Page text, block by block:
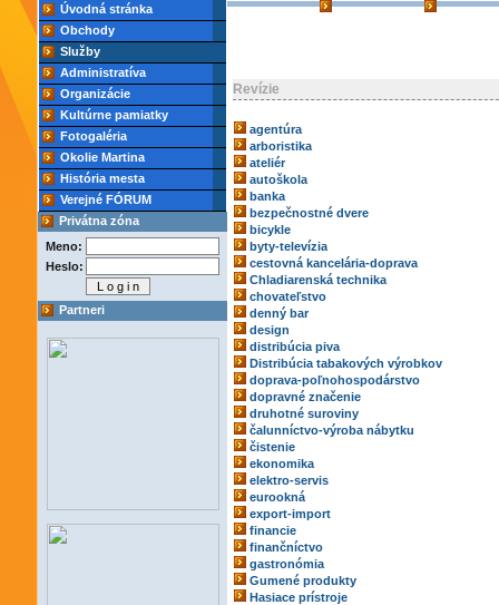
Úvodná stránka
Obchody
Služby
Administratíva
Organizácie
Kultúrne pamiatky
Fotogaléria
Okolie Martina
História mesta
Verejné FÓRUM
Privátna zóna
Meno:
Heslo:
Partneri
Revízie
agentúra
arboristika
ateliér
autoškola
banka
bezpečnostné dvere
bicykle
byty-televízia
cestovná kancelária-doprava
Chladiarenská technika
chovateľstvo
denný bar
design
distribúcia piva
Distribúcia tabakových výrobkov
doprava-poľnohospodárstvo
dopravné značenie
druhotné suroviny
čalunníctvo-výroba nábytku
čistenie
ekonomika
elektro-servis
eurookná
export-import
financie
finančníctvo
gastronómia
Gumené produkty
Hasiace prístroje